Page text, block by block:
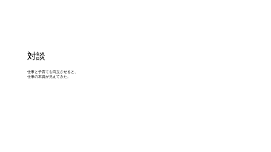
対談
仕事と子育てを両立させると、
仕事の本質が見えてきた。